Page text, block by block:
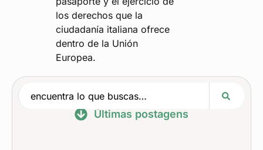
Últimas postagens
los derechos que la
ciudadanía italiana ofrece
dentro de la Unión
Europea.